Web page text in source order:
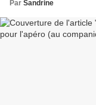
Par Sandrine